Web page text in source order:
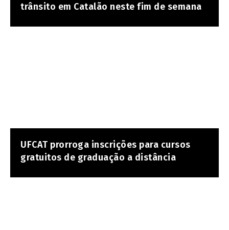
trânsito em Catalão neste fim de semana
UFCAT prorroga inscrições para cursos
gratuitos de graduação a distância